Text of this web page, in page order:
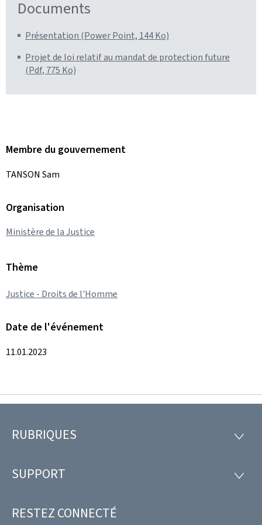
Documents
Présentation (Power Point, 144 Ko)
Projet de loi relatif au mandat de protection future
(Pdf, 775 Ko)
Membre du gouvernement
TANSON Sam
Organisation
Ministère de la Justice
Thème
Justice - Droits de l'Homme
Date de l'événement
11.01.2023
Pied
page
RUBRIQUES
SUPPORT
RESTEZ CONNECTÉ